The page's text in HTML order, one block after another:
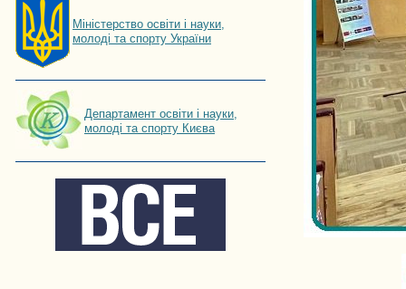
Мiнiстерство освiти і науки,
молоді та спорту України
Департамент освіти і науки,
молоді та спорту Києва